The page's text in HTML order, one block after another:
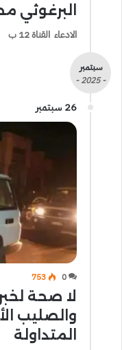
البرغوثي
الادعاء القناة 12 ب
سبتمبر
- 2025 -
26 سبتمبر
0
753
لا صحة
والصليب
المتداولة